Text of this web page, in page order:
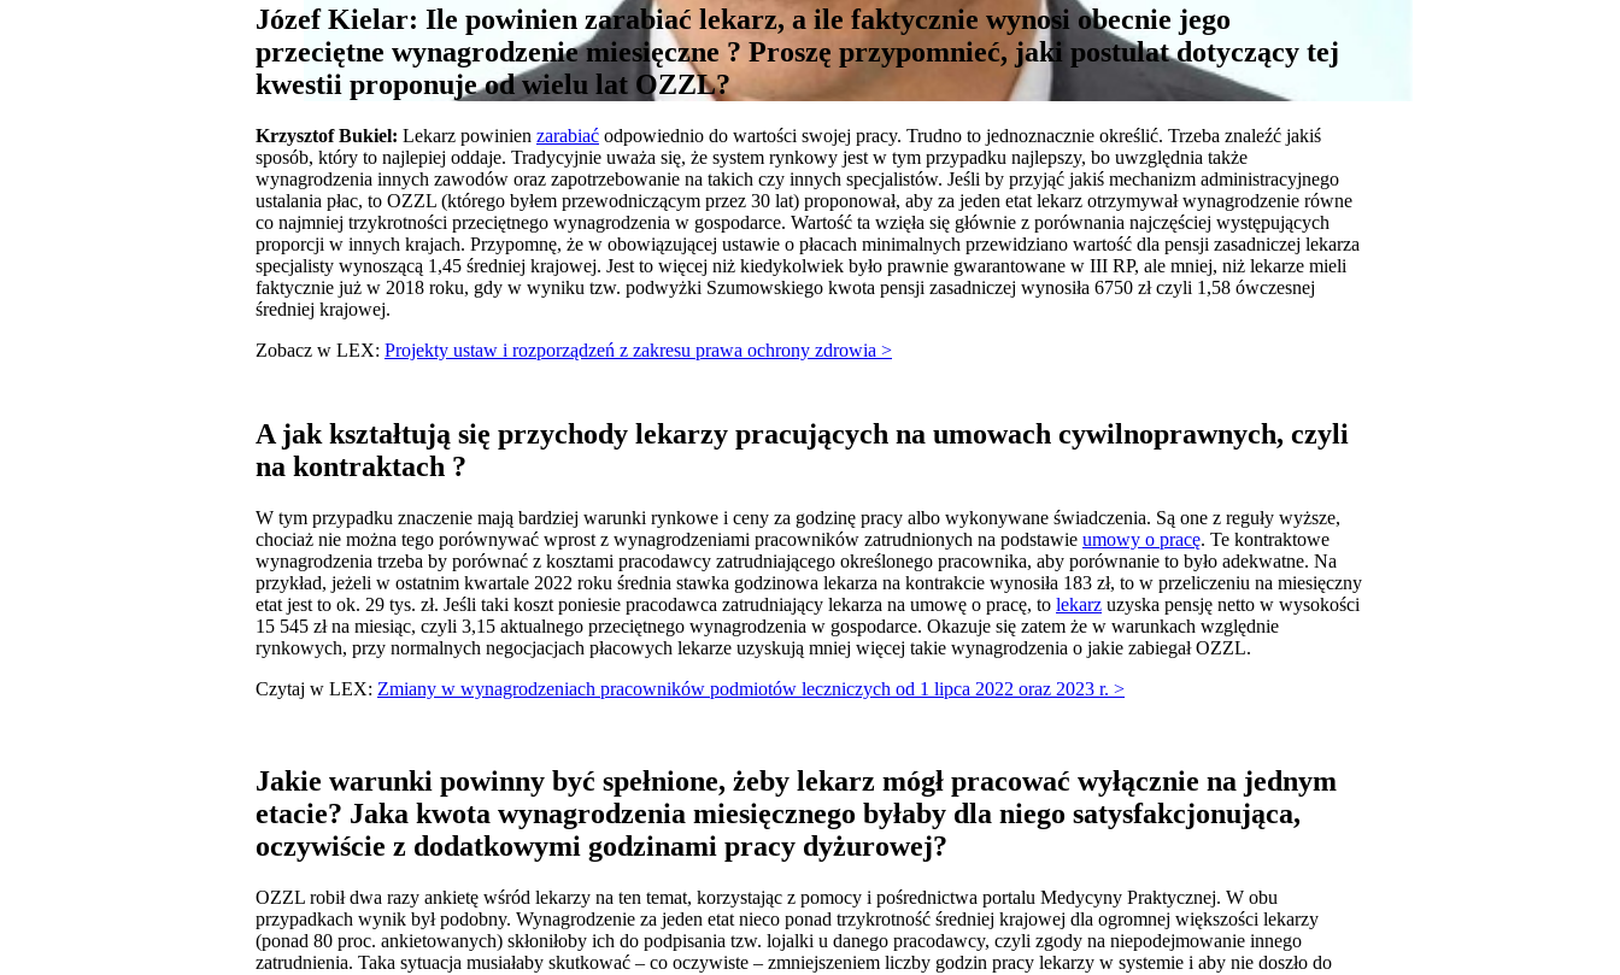
Józef Kielar: Ile powinien zarabiać lekarz, a ile faktycznie wynosi obecnie jego
przeciętne wynagrodzenie miesięczne ? Proszę przypomnieć, jaki postulat dotyczący tej
kwestii proponuje od wielu lat OZZL?
Krzysztof Bukiel: Lekarz powinien zarabiać odpowiednio do wartości swojej pracy. Trudno to jednoznacznie określić. Trzeba znaleźć jakiś
sposób, który to najlepiej oddaje. Tradycyjnie uważa się, że system rynkowy jest w tym przypadku najlepszy, bo uwzględnia także
wynagrodzenia innych zawodów oraz zapotrzebowanie na takich czy innych specjalistów. Jeśli by przyjąć jakiś mechanizm administracyjnego
ustalania płac, to OZZL (którego byłem przewodniczącym przez 30 lat) proponował, aby za jeden etat lekarz otrzymywał wynagrodzenie równe
co najmniej trzykrotności przeciętnego wynagrodzenia w gospodarce. Wartość ta wzięła się głównie z porównania najczęściej występujących
proporcji w innych krajach. Przypomnę, że w obowiązującej ustawie o płacach minimalnych przewidziano wartość dla pensji zasadniczej lekarza
specjalisty wynoszącą 1,45 średniej krajowej. Jest to więcej niż kiedykolwiek było prawnie gwarantowane w III RP, ale mniej, niż lekarze mieli
faktycznie już w 2018 roku, gdy w wyniku tzw. podwyżki Szumowskiego kwota pensji zasadniczej wynosiła 6750 zł czyli 1,58 ówczesnej
średniej krajowej.
Zobacz w LEX: Projekty ustaw i rozporządzeń z zakresu prawa ochrony zdrowia >
A jak kształtują się przychody lekarzy pracujących na umowach cywilnoprawnych, czyli
na kontraktach ?
W tym przypadku znaczenie mają bardziej warunki rynkowe i ceny za godzinę pracy albo wykonywane świadczenia. Są one z reguły wyższe,
chociaż nie można tego porównywać wprost z wynagrodzeniami pracowników zatrudnionych na podstawie umowy o pracę. Te kontraktowe
wynagrodzenia trzeba by porównać z kosztami pracodawcy zatrudniającego określonego pracownika, aby porównanie to było adekwatne. Na
przykład, jeżeli w ostatnim kwartale 2022 roku średnia stawka godzinowa lekarza na kontrakcie wynosiła 183 zł, to w przeliczeniu na miesięczny
etat jest to ok. 29 tys. zł. Jeśli taki koszt poniesie pracodawca zatrudniający lekarza na umowę o pracę, to lekarz uzyska pensję netto w wysokości
15 545 zł na miesiąc, czyli 3,15 aktualnego przeciętnego wynagrodzenia w gospodarce. Okazuje się zatem że w warunkach względnie
rynkowych, przy normalnych negocjacjach płacowych lekarze uzyskują mniej więcej takie wynagrodzenia o jakie zabiegał OZZL.
Czytaj w LEX: Zmiany w wynagrodzeniach pracowników podmiotów leczniczych od 1 lipca 2022 oraz 2023 r. >
Jakie warunki powinny być spełnione, żeby lekarz mógł pracować wyłącznie na jednym
etacie? Jaka kwota wynagrodzenia miesięcznego byłaby dla niego satysfakcjonująca,
oczywiście z dodatkowymi godzinami pracy dyżurowej?
OZZL robił dwa razy ankietę wśród lekarzy na ten temat, korzystając z pomocy i pośrednictwa portalu Medycyny Praktycznej. W obu
przypadkach wynik był podobny. Wynagrodzenie za jeden etat nieco ponad trzykrotność średniej krajowej dla ogromnej większości lekarzy
(ponad 80 proc. ankietowanych) skłoniłoby ich do podpisania tzw. lojalki u danego pracodawcy, czyli zgody na niepodejmowanie innego
zatrudnienia. Taka sytuacja musiałaby skutkować – co oczywiste – zmniejszeniem liczby godzin pracy lekarzy w systemie i aby nie doszło do